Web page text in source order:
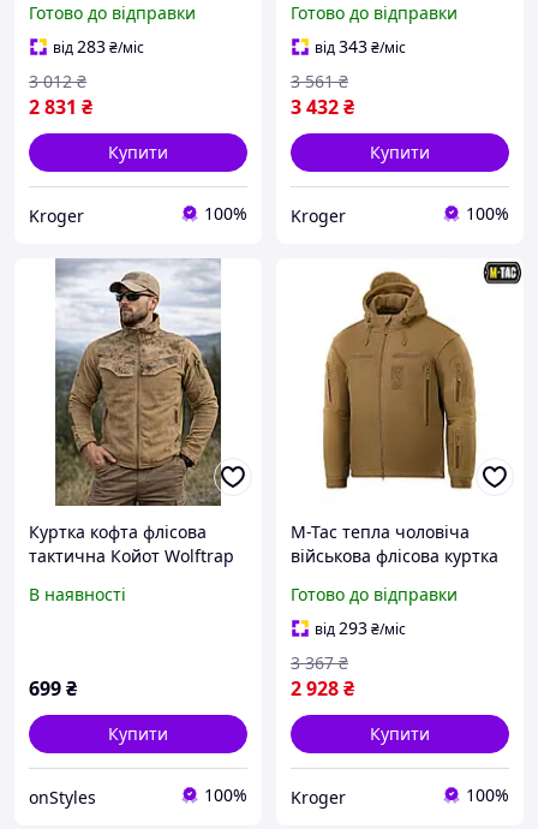
блискавці
Готово до відправки
від283₴/міс
2 831 ₴
3 012 ₴
Купити
Kroger 100%
Polartec
Готово до відправки
від343₴/міс
3 432₴
3 561 ₴
Купити
Kroger 100%
Куртка кофта флісова
тактична Койот Wolftrap
XL(52)
В наявності
699₴
Купити
onStyles 100%
M-Tac тепла чоловіча
військова флісова куртка
велкро панелями
Готово до відправки
від293₴/міс
2 928₴
3 367 ₴
Купити
Kroger 100%